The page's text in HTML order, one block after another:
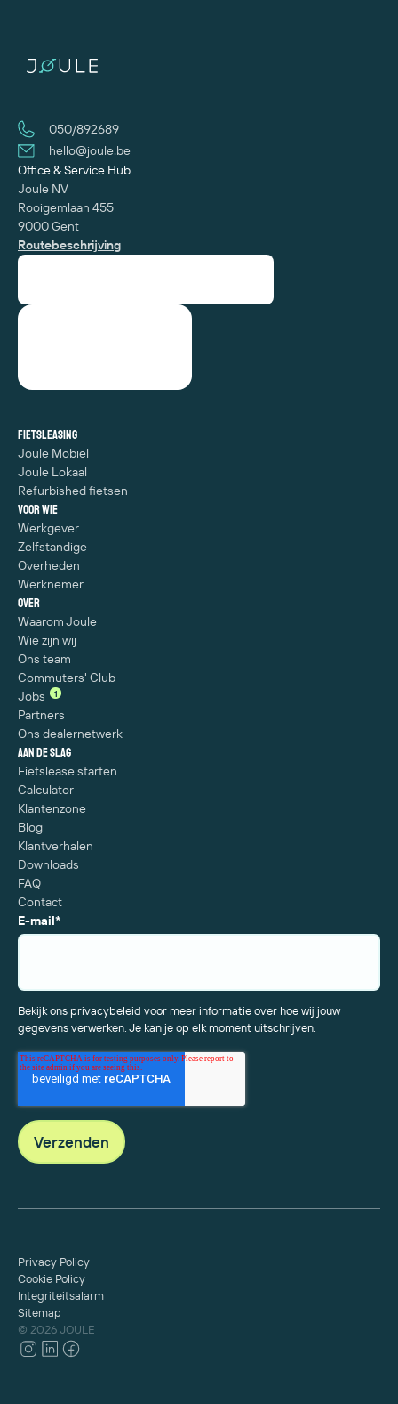
050/892689
hello@joule.be
Office & Service Hub
Joule NV
Rooigemlaan 455
9000 Gent
Routebeschrijving
Fietsleasing
Joule Mobiel
Joule Lokaal
Refurbished fietsen
Voor wie
Werkgever
Zelfstandige
Overheden
Werknemer
Over
Waarom Joule
Wie zijn wij
Ons team
Commuters' Club
Jobs
1
Partners
Ons dealernetwerk
Aan de slag
Fietslease starten
Calculator
Klantenzone
Blog
Klantverhalen
Downloads
FAQ
Contact
E-mail*
Bekijk ons privacybeleid voor meer informatie over hoe wij jouw
gegevens verwerken. Je kan je op elk moment uitschrijven.
Privacy Policy
Cookie Policy
Integriteitsalarm
Sitemap
© 2026 JOULE